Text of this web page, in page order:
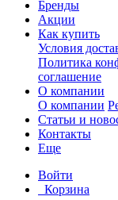
Бренды
Акции
Как купить
Условия
Политика
соглашение
О компании
О компании
Статьи и
Контакты
Еще
Войти
Корзина